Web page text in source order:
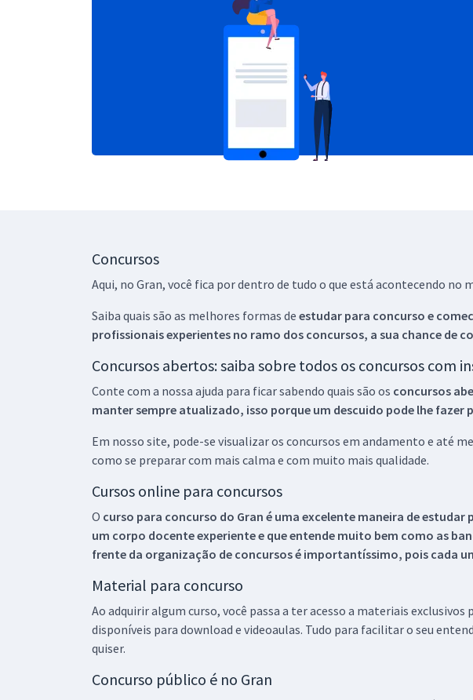
Concursos
Aqui, no Gran, você fica por dentro de tudo o que está acontecendo no
Saiba quais são as melhores formas de estudar para concurso e
profissionais experientes no ramo dos concursos, a sua chance de
Concursos abertos: saiba sobre todos os concursos com
Conte com a nossa ajuda para ficar sabendo quais são os concursos
manter sempre atualizado, isso porque um descuido pode lhe fazer
Em nosso site, pode-se visualizar os concursos em andamento e até
como se preparar com mais calma e com muito mais qualidade.
Cursos online para concursos
O curso para concurso do Gran é uma excelente maneira de
um corpo docente experiente e que entende muito bem como as
frente da organização de concursos é importantíssimo, pois cada
Material para concurso
Ao adquirir algum curso, você passa a ter acesso a materiais
disponíveis para download e videoaulas. Tudo para facilitar o seu
quiser.
Concurso público é no Gran